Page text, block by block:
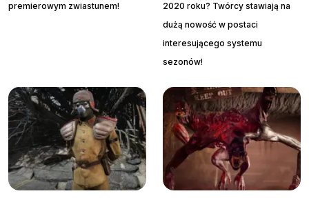
premierowym zwiastunem!
2020 roku? Twórcy stawiają na
dużą nowość w postaci
interesującego systemu
sezonów!